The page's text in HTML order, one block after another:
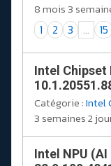
8 mois 3
1 2 3 ... 15
Intel Chipset
Catégorie :Intel
3 semaines 2
Intel NPU